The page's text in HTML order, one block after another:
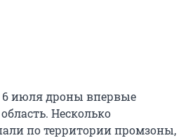
июля дроны впервые
Несколько
по территории промзоны,